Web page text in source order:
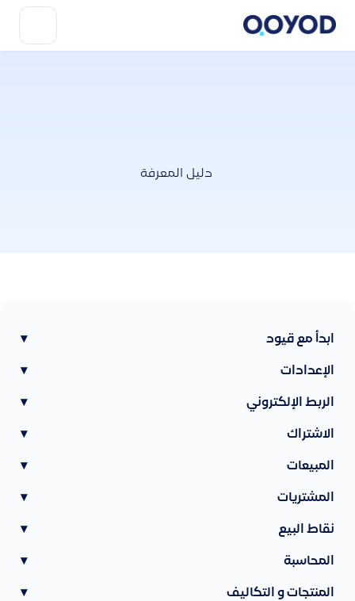
دليل المعرفة
ابدأ مع قيود ▾
الإعدادات ▾
الربط الإلكتروني ▾
الاشتراك ▾
المبيعات ▾
المشتريات ▾
نقاط البيع ▾
المحاسبة ▾
المنتجات و التكاليف ▾